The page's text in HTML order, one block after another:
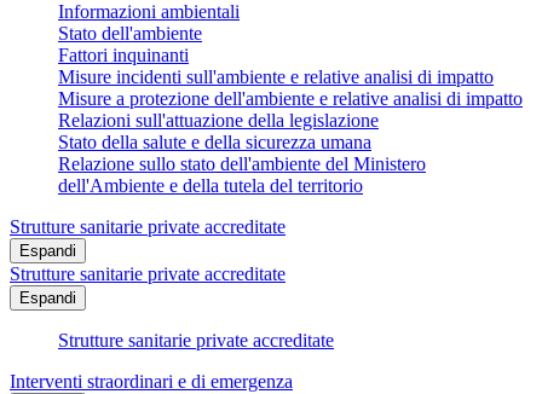
Informazioni ambientali
Stato dell'ambiente
Fattori inquinanti
Misure incidenti sull'ambiente e relative analisi di impatto
Misure a protezione dell'ambiente e relative analisi di impatto
Relazioni sull'attuazione della legislazione
Stato della salute e della sicurezza umana
Relazione sullo stato dell'ambiente del Ministero
dell'Ambiente e della tutela del territorio
Strutture sanitarie private accreditate
Espandi
Strutture sanitarie private accreditate
Espandi
Strutture sanitarie private accreditate
Interventi straordinari e di emergenza